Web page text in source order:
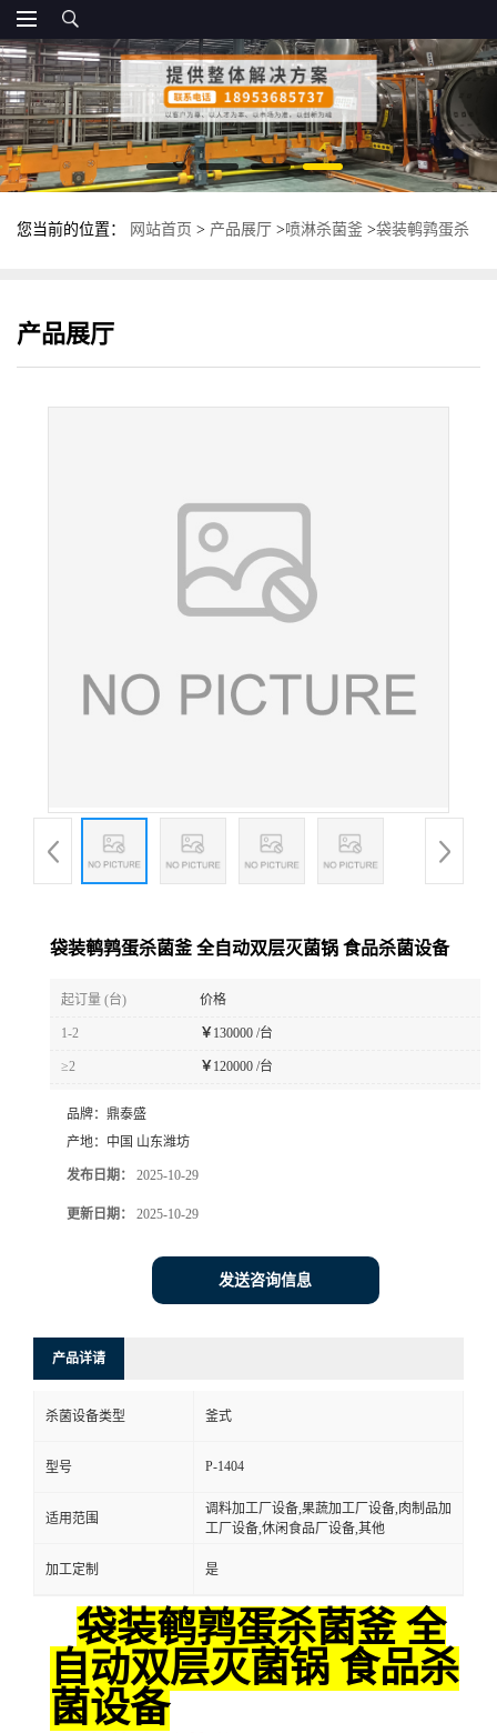
您当前的位置： 网站首页 > 产品展厅 >喷淋杀菌釜 >袋装鹌鹑蛋杀
产品展厅
袋装鹌鹑蛋杀菌釜 全自动双层灭菌锅 食品杀菌设备
起订量 (台) 价格
1-2 ￥ 130000 /台
≥2 ￥ 120000 /台
品牌： 鼎泰盛
产地： 中国 山东潍坊
发布日期： 2025-10-29
更新日期： 2025-10-29
发送咨询信息
产品详请
杀菌设备类型 釜式
型号 P-1404
适用范围
调料加工厂设备,果蔬加工厂设备,肉制品加
工厂设备,休闲食品厂设备,其他
加工定制 是
袋装鹌鹑蛋杀菌釜 全
自动双层灭菌锅 食品杀
菌设备